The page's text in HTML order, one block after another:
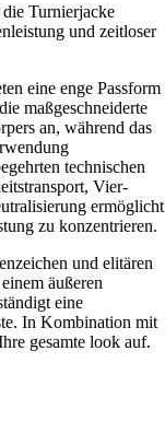
Turnierjacke
und zeitloser
eine enge Passform
maßgeschneiderte
an, während das
technischen
Vier-
ermöglicht
zu konzentrieren.
und elitären
äußeren
eine
In Kombination mit
gesamte look auf.